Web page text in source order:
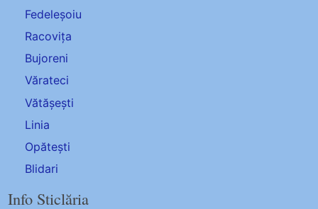
Fedeleșoiu
Racovița
Bujoreni
Vărateci
Vătășești
Linia
Opătești
Blidari
Info Sticlăria